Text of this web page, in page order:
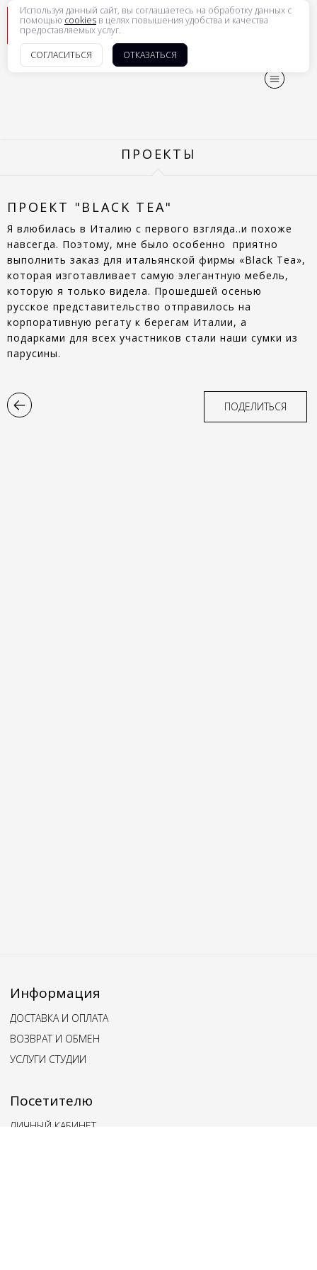
рус | eng
ПРОЕКТЫ
ПРОЕКТ "BLACK TEA"
Я влюбилась в Италию с первого взгляда..и похоже
навсегда. Поэтому, мне было особенно приятно
выполнить заказ для итальянской фирмы «Black Tea»,
которая изготавливает самую элегантную мебель,
которую я только видела. Прошедшей осенью
русское представительство отправилось на
корпоративную регату к берегам Италии, а
подарками для всех участников стали наши сумки из
парусины.
ПОДЕЛИТЬСЯ
Информация
ДОСТАВКА И ОПЛАТА
ВОЗВРАТ И ОБМЕН
УСЛУГИ СТУДИИ
Посетителю
ЛИЧНЫЙ КАБИНЕТ
Используя данный сайт, вы соглашаетесь на обработку данных с
помощью cookies в целях повышения удобства и качества
предоставляемых услуг.
СОГЛАСИТЬСЯ ОТКАЗАТЬСЯ